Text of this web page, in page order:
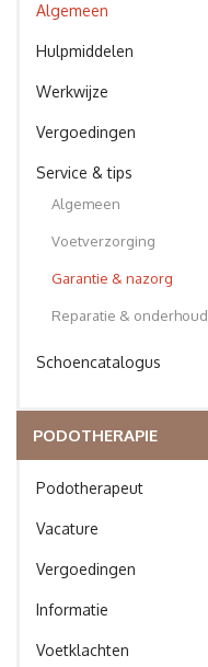
Algemeen
Hulpmiddelen
Werkwijze
Vergoedingen
Service & tips
Algemeen
Voetverzorging
Garantie & nazorg
Reparatie & onderhoud
Schoencatalogus
PODOTHERAPIE
Podotherapeut
Vacature
Vergoedingen
Informatie
Voetklachten